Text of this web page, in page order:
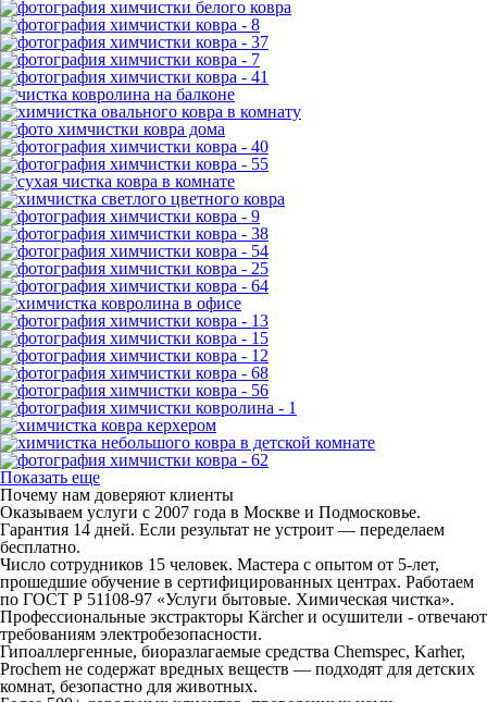
Показать еще
Почему нам доверяют клиенты
Оказываем услуги с 2007 года в Москве и Подмосковье.
Гарантия 14 дней. Если результат не устроит — переделаем
бесплатно.
Число сотрудников 15 человек. Мастера с опытом от 5-лет,
прошедшие обучение в сертифицированных центрах. Работаем
по ГОСТ Р 51108‑97 «Услуги бытовые. Химическая чистка».
Профессиональные экстракторы Kärcher и осушители - отвечают
требованиям электробезопасности.
Гипоаллергенные, биоразлагаемые средства Chemspec, Karher,
Prochem не содержат вредных веществ — подходят для детских
комнат, безопастно для животных.